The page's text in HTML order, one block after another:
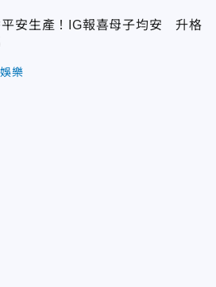
平安生產！IG報喜母子均安 升格
娛樂